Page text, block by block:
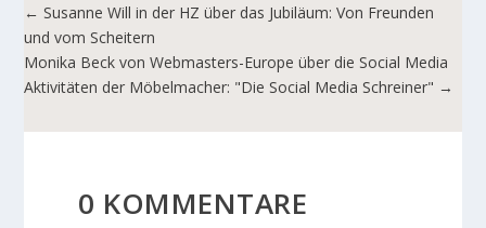
←Susanne Will in der HZ über das Jubiläum: Von Freunden
und vom Scheitern
Monika Beck von Webmasters-Europe über die Social Media
Aktivitäten der Möbelmacher: "Die Social Media Schreiner" →
0 KOMMENTARE